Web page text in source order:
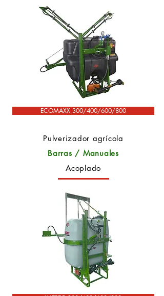
ECOMAXX 300/400/600/800
Pulverizador agrícola
Barras / Manuales
Acoplado